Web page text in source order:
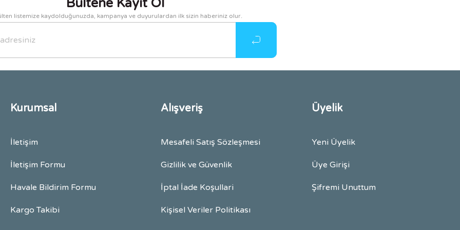
Bültene Kayıt Ol
listemize kaydolduğunuzda, kampanya ve duyurulardan ilk sizin haberiniz olur.
Kurumsal
İletişim
İletişim Formu
Havale Bildirim Formu
Kargo Takibi
Alışveriş
Mesafeli Satış Sözleşmesi
Gizlilik ve Güvenlik
İptal İade Koşullari
Kişisel Veriler Politikası
Üyelik
Yeni Üyelik
Üye Girişi
Şifremi Unuttum